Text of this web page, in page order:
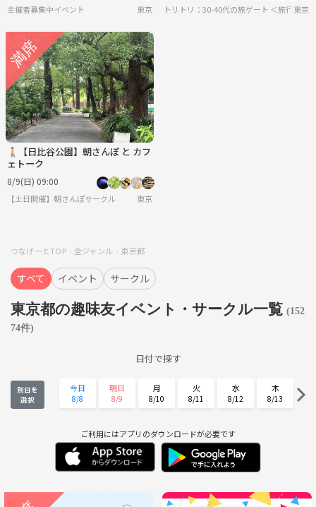
主催者募集中イベント 東京 トリトリ：30-40代の旅ゲート ＜旅行・世
東京
🚶🏻【日比谷公園】朝さんぽ と カフ
ェトーク
8/9(日) 09:00
【土日開催】朝さんぽサークル 東京
つなげーとTOP 全ジャンル 東京都
すべて イベント サークル
東京都の趣味友イベント・サークル一覧 (152
74件)
日付で探す
別日を
選択
今日
8/8
明日
8/9
月
8/10
火
8/11
水
8/12
木
8/13
8/14 8/15 8/16 8/17 8/18
木
8/20
金
8/21
日
8/23
月
8/24
8/28 8/29 8/30 8/31
ご利用にはアプリのダウンロードが必要です